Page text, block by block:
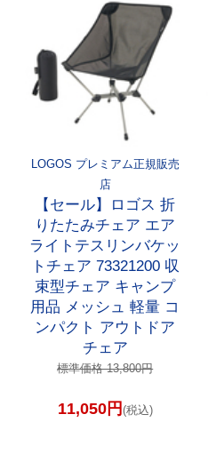
LOGOS プレミアム正規販売
店
【セール】ロゴス 折
りたたみチェア エア
ライトテスリンバケッ
トチェア 73321200 収
束型チェア キャンプ
用品 メッシュ 軽量 コ
ンパクト アウトドア
チェア
標準価格 13,800円
11,050円 (税込)